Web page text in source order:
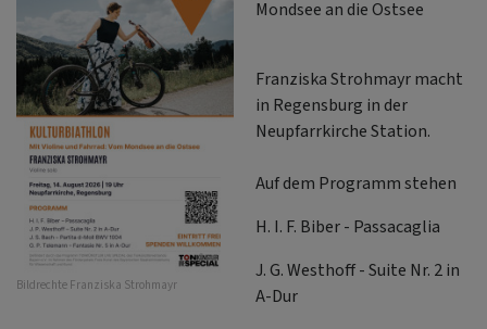
Bildrechte Franziska Strohmayr
Mondsee an die Ostsee
Franziska Strohmayr macht
in Regensburg in der
Neupfarrkirche Station.
Auf dem Programm stehen
H. I. F. Biber - Passacaglia
J. G. Westhoff - Suite Nr. 2 in
A-Dur